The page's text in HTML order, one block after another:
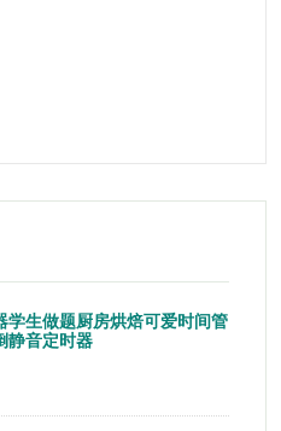
学生做题厨房烘焙可爱时间管
静音定时器